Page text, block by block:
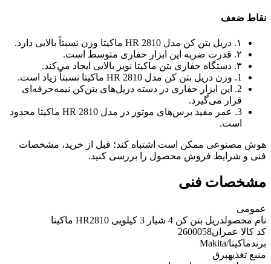
نقاط ضعف
۱. دریل بتن کن مدل HR 2810 ماکیتا وزن نسبتاً بالایی دارد.
۲. قدرت ضربه این ابزار حفاری متوسط است.
۳. دستگاه حفاری بتن ماکیتا نویز بالایی ایجاد می‌کند.
1. وزن دریل بتن کن مدل HR 2810 ماکیتا نسبتاً زیاد است.
2. این ابزار حفاری در دسته دریل‌های بتن‌کن نیمه‌حرفه‌ای
قرار می‌گیرد.
3. عمر مفید برس‌های موتور در مدل HR 2810 ماکیتا محدود
است.
هوش مصنوعی ممکن است اشتباه کند؛ قبل از خرید، مشخصات
فنی و شرایط فروش محصول را بررسی کنید.
مشخصات فنی
عمومی
نام محصولدریل بتن کن 4 شیار 3 کیلویی HR2810 ماکیتا
کد کالا عمران2600058
برندماکیتا/Makita
منبع تغذیهبرق